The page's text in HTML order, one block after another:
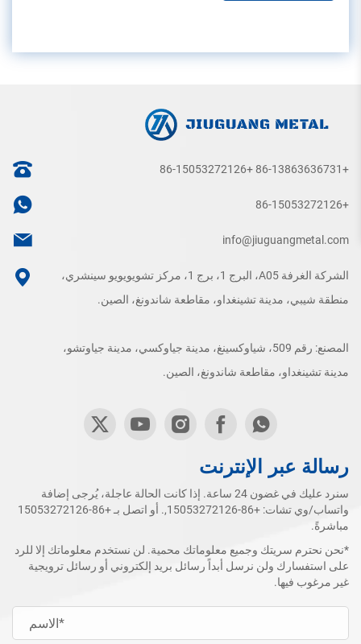
+86-13863636731
+86-15053272126
+86-15053272126
info@jiuguangmetal.com
الشركة الغرفة A05، البرج 1، برج 1، مركز تشويويويو سينشري،
منطقة شيبي، مدينة تشينغداو، مقاطعة شاندونغ، الصين.
المصنع: رقم 509، شياوكسينغ، مدينة جياوكسي، مدينة جياوتشو،
مدينة تشينغداو، مقاطعة شاندونغ، الصين.
رسالة عبر الإنترنت
سنرد عليك في غضون 24 ساعة. إذا كانت الحالة عاجلة، يُرجى إضافة
واتساب/وي تشات: +86-15053272126 ,. أو اتصل بـ+86-15053272126
مباشرةً.
*نحن نحترم سريتك وجميع معلوماتك محمية. لن نستخدم معلوماتك إلا للرد
على استفسارك ولن نرسل أبداً رسائل بريد إلكتروني أو رسائل ترويجية
غير مرغوب فيها.